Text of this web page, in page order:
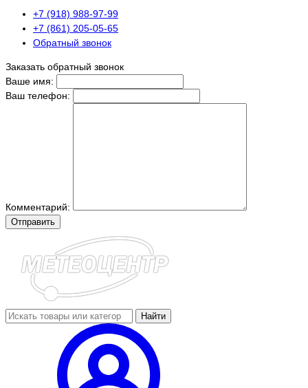
+7 (918) 988-97-99
+7 (861) 205-05-65
Обратный звонок
Заказать обратный звонок
Ваше имя:
Ваш телефон:
Комментарий:
Отправить
Найти